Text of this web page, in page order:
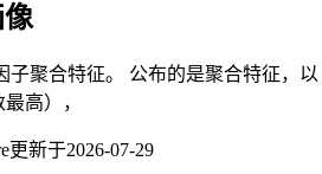
子聚合特征。 公布的是聚合特征，以
高），
更新于2026-07-29